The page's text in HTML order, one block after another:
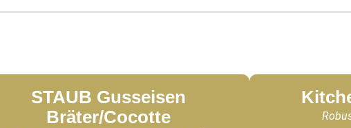
STAUB Gusseisen
Bräter/Cocotte